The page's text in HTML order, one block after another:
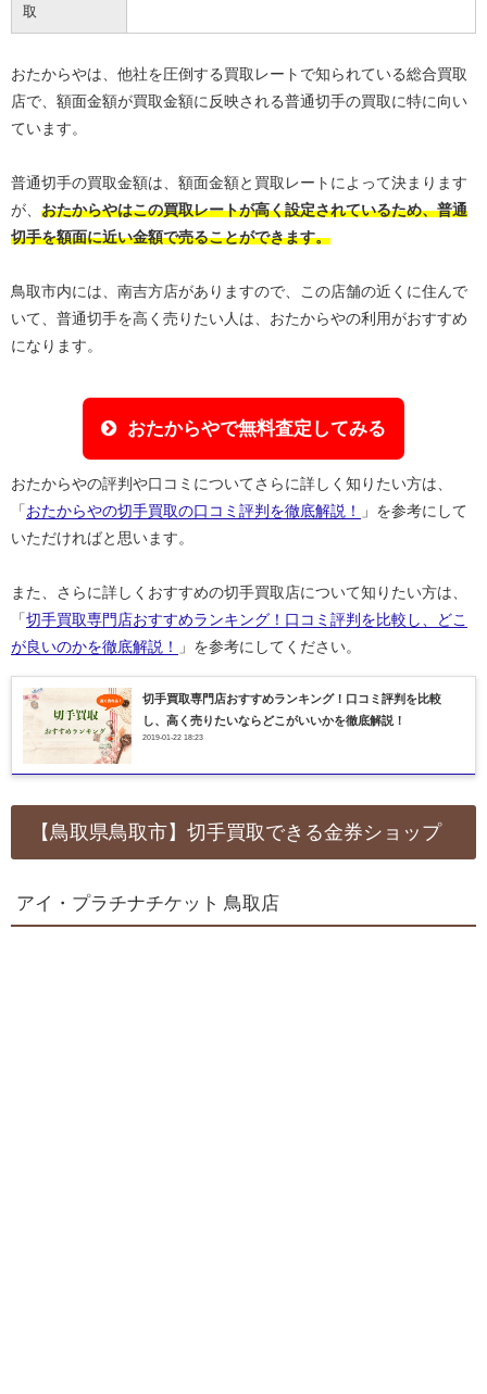
取
おたからやは、他社を圧倒する買取レートで知られている総合買取
店で、額面金額が買取金額に反映される普通切手の買取に特に向い
ています。
普通切手の買取金額は、額面金額と買取レートによって決まります
が、 おたからやはこの買取レートが高く設定されているため、普通
切手を額面に近い金額で売ることができます。
鳥取市内には、南吉方店がありますので、この店舗の近くに住んで
いて、普通切手を高く売りたい人は、おたからやの利用がおすすめ
になります。
おたからやで無料査定してみる
おたからやの評判や口コミについてさらに詳しく知りたい方は、
「 おたからやの切手買取の口コミ評判を徹底解説！
」を参考にして
いただければと思います。
また、さらに詳しくおすすめの切手買取店について知りたい方は、
「切手買取専門店おすすめランキング！口コミ評判を比較し、どこ
が良いのかを徹底解説！
」を参考にしてください。
切手買取専門店おすすめランキング！口コミ評判を比較
し、高く売りたいならどこがいいかを徹底解説！
2019-01-22 18:23
【鳥取県鳥取市】切手買取できる金券ショップ
アイ・プラチナチケット 鳥取店